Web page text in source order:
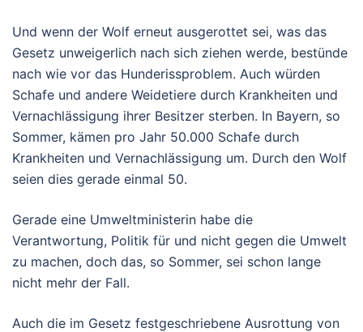
Und wenn der Wolf erneut ausgerottet sei, was das
Gesetz unweigerlich nach sich ziehen werde, bestünde
nach wie vor das Hunderissproblem. Auch würden
Schafe und andere Weidetiere durch Krankheiten und
Vernachlässigung ihrer Besitzer sterben. In Bayern, so
Sommer, kämen pro Jahr 50.000 Schafe durch
Krankheiten und Vernachlässigung um. Durch den Wolf
seien dies gerade einmal 50.
Gerade eine Umweltministerin habe die
Verantwortung, Politik für und nicht gegen die Umwelt
zu machen, doch das, so Sommer, sei schon lange
nicht mehr der Fall.
Auch die im Gesetz festgeschriebene Ausrottung von